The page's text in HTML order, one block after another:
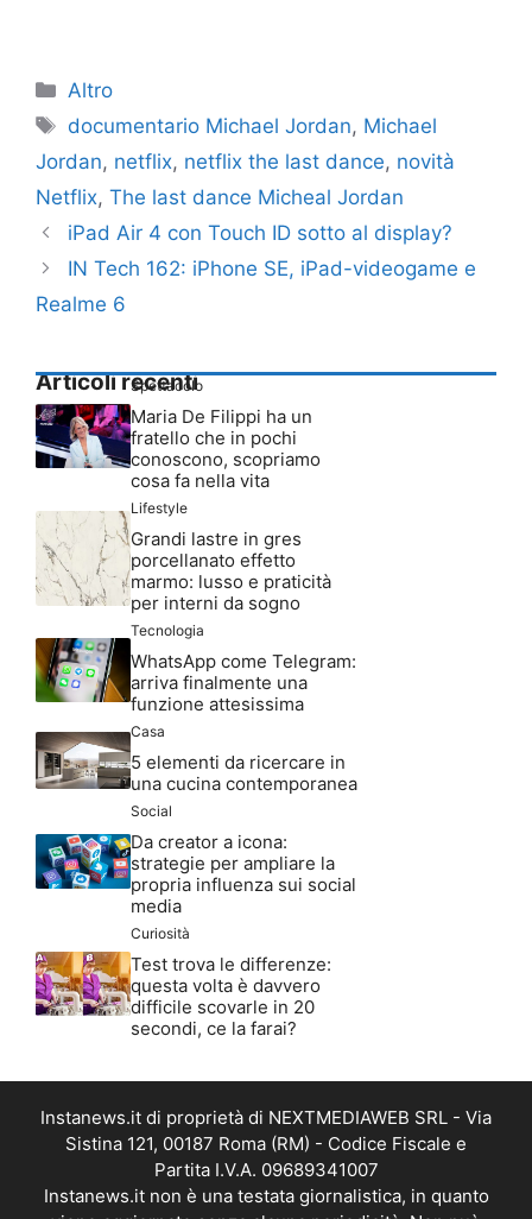
Categorie
Altro
Tag
documentario Michael Jordan, Michael
Jordan, netflix, netflix the last dance, novità
Netflix, The last dance Micheal Jordan
iPad Air 4 con Touch ID sotto al display?
IN Tech 162: iPhone SE, iPad-videogame e
Realme 6
Articoli recenti
Spettacolo
Maria De Filippi ha un
fratello che in pochi
conoscono, scopriamo
cosa fa nella vita
Lifestyle
Grandi lastre in gres
porcellanato effetto
marmo: lusso e praticità
per interni da sogno
Tecnologia
WhatsApp come Telegram:
arriva finalmente una
funzione attesissima
Casa
5 elementi da ricercare in
una cucina contemporanea
Social
Da creator a icona:
strategie per ampliare la
propria influenza sui social
media
Curiosità
Test trova le differenze:
questa volta è davvero
difficile scovarle in 20
secondi, ce la farai?
Instanews.it di proprietà di NEXTMEDIAWEB SRL - Via
Sistina 121, 00187 Roma (RM) - Codice Fiscale e
Partita I.V.A. 09689341007
Instanews.it non è una testata giornalistica, in quanto